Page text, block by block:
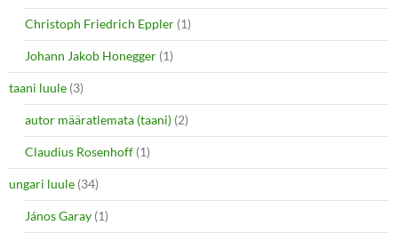
Christoph Friedrich Eppler (1)
Johann Jakob Honegger (1)
taani luule (3)
autor määratlemata (taani) (2)
Claudius Rosenhoff (1)
ungari luule (34)
János Garay (1)